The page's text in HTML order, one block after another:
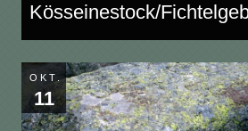
Kösseinestock/
OKT.
11